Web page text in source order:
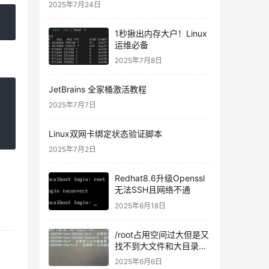
2025年7月24日
1秒揪出内存大户！Linux
运维必备
2025年7月8日
JetBrains 全家桶激活教程
2025年7月7日
Linux双网卡绑定状态验证脚本
2025年7月2日
Redhat8.6升级Openssl
无法SSH且网络不通
2025年6月18日
/root占用空间过大但是又
找不到大文件和大目录的
问题
2025年6月6日